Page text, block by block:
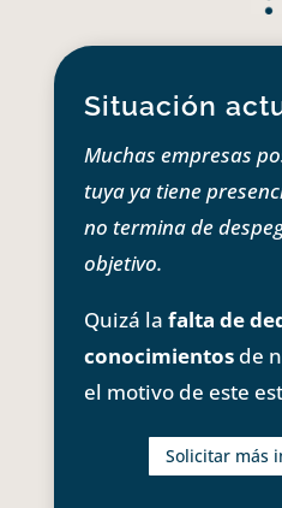
Situación
Muchas empresas
tuya ya tiene
no termina de
objetivo.
Quizá la falta de
conocimientosde
el motivo de este
Solicitar más